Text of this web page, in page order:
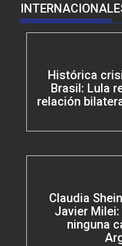
Histórica
Brasil: Lula
relación
Claudia
Javier
ninguna